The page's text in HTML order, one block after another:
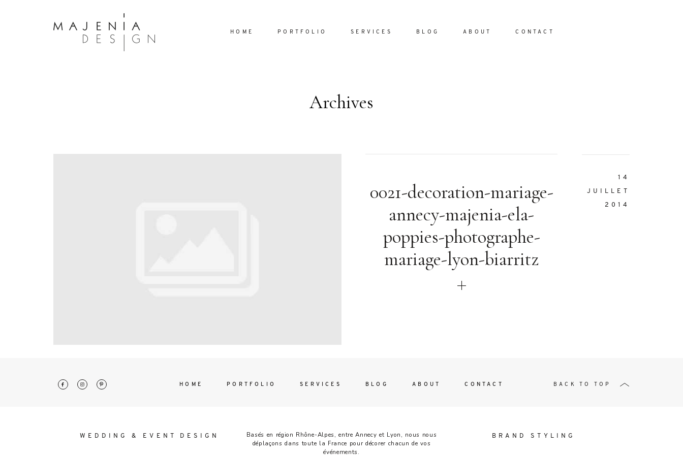
HOME PORTFOLIO SERVICES BLOG ABOUT CONTACT
Archives
14
JUILLET
2014
0021-decoration-mariage-
annecy-majenia-ela-
poppies-photographe-
mariage-lyon-biarritz
Services
Blog
Contact
HOME PORTFOLIO SERVICES BLOG ABOUT CONTACT BACK TO TOP
WEDDING & EVENT DESIGN
Basés en région Rhône-Alpes, entre Annecy et Lyon, nous nous
déplaçons dans toute la France pour décorer chacun de vos
événements.
BRAND STYLING